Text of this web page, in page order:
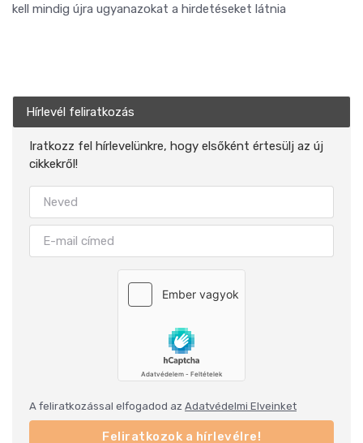
kell mindig újra ugyanazokat a hirdetéseket látnia
Hírlevél feliratkozás
Iratkozz fel hírlevelünkre, hogy elsőként értesülj az új
cikkekről!
A feliratkozással elfogadod az Adatvédelmi Elveinket
Feliratkozok a hírlevélre!